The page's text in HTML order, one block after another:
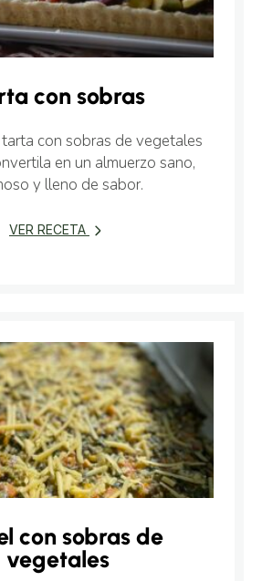
con sobras
con sobras de vegetales
en un almuerzo sano,
y lleno de sabor.
VER RECETA
con sobras de
vegetales